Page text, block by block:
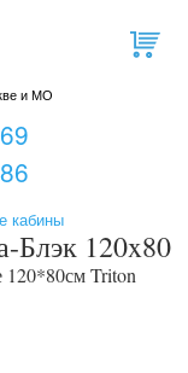
и МО
кабины
Блэк 120x80
120*80смTriton